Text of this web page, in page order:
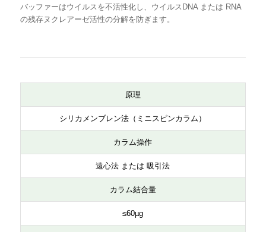
30
FAVN1026
バッファーはウイルスを不活性化し、ウイルスDNA または RNA
の残存ヌクレアーゼ活性の分解を防ぎます。
原理
シリカメンブレン法（ミニスピンカラム）
カラム操作
遠心法 または 吸引法
カラム結合量
≤60µg